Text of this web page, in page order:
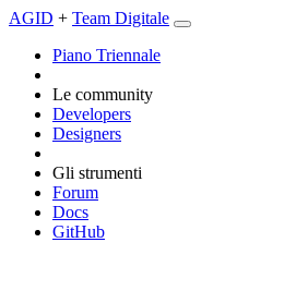
AGID + Team Digitale
Piano Triennale
Le community
Developers
Designers
Gli strumenti
Forum
Docs
GitHub